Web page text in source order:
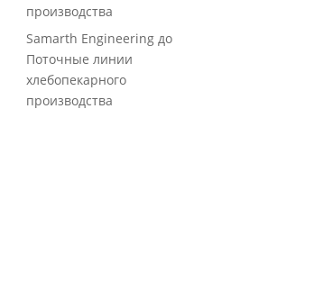
производства
Samarth Engineering до
Поточные линии
хлебопекарного
производства